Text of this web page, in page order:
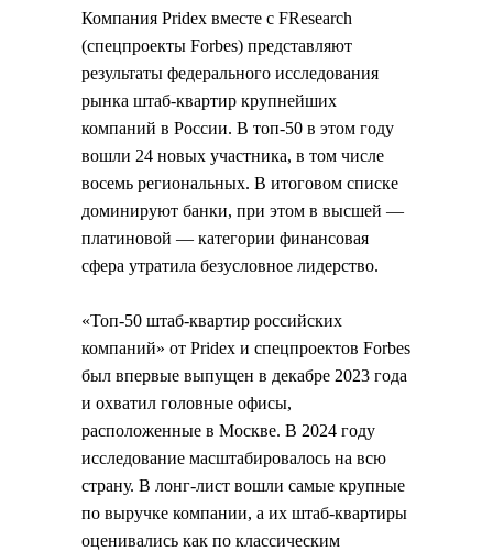
Компания Pridex вместе с FResearch
(спецпроекты Forbes) представляют
результаты федерального исследования
рынка штаб-квартир крупнейших
компаний в России. В топ-50 в этом году
вошли 24 новых участника, в том числе
восемь региональных. В итоговом списке
доминируют банки, при этом в высшей —
платиновой — категории финансовая
сфера утратила безусловное лидерство.
«Топ-50 штаб-квартир российских
компаний» от Pridex и спецпроектов Forbes
был впервые выпущен в декабре 2023 года
и охватил головные офисы,
расположенные в Москве. В 2024 году
исследование масштабировалось на всю
страну. В лонг-лист вошли самые крупные
по выручке компании, а их штаб-квартиры
оценивались как по классическим